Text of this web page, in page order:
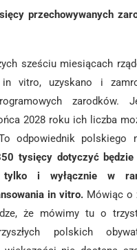
przechowywanych
sześciu miesiącach
in vitro, uzyskano i
zarodków.
2028 roku ich liczba
odpowiednik polskiego
tysięcy dotyczyć
tylko i wyłącznie w
in vitro. Mówiąc o
że mówimy tu o
polskich